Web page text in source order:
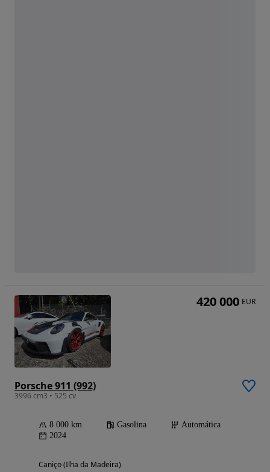
Porsche 911 (992)
3996 cm3 • 525 cv
8 000 km Gasolina
Automática
2024
Caniço (Ilha da Madeira)
420 000 EUR